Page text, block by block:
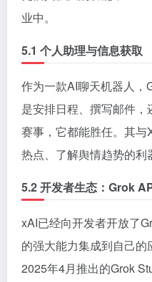
业中。
5.1 个人助理与信息获取
作为一款AI聊天机器人，
是安排日程、撰写邮件
赛事，它都能胜任。其
热点、了解舆情趋势的利
5.2 开发者生态：Grok
xAI已经向开发者开放了
的强大能力集成到自己的
2025年4月推出的Grok